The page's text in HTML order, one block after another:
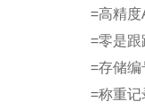
=高精度
=零是跟
=存储编
=称重记